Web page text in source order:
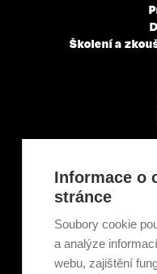
Školení a
Informace o
stránce
Soubory cookie
a analýze
webu, zajištění